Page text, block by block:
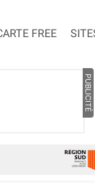
FREE
PUBLICITÉ